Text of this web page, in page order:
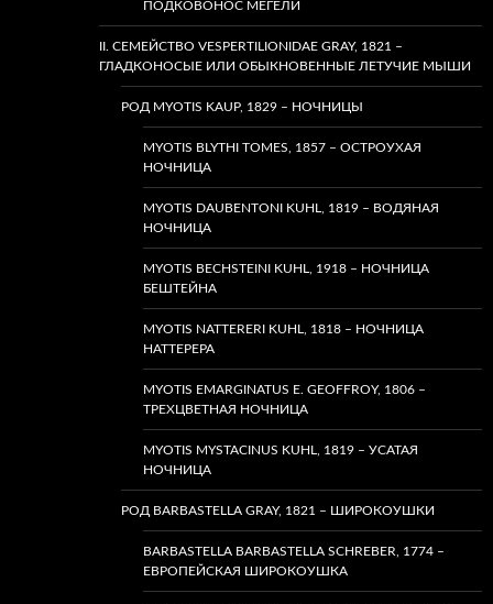
ПОДКОВОНОС МЕГЕЛИ
II. СЕМЕЙСТВО VESPERTILIONIDAE GRAY, 1821 –
ГЛАДКОНОСЫЕ ИЛИ ОБЫКНОВЕННЫЕ ЛЕТУЧИЕ МЫШИ
РОД MYOTIS KAUP, 1829 – НОЧНИЦЫ
MYOTIS BLYTHI TOMES, 1857 – ОСТРОУХАЯ
НОЧНИЦА
MYOTIS DAUBENTONI KUHL, 1819 – ВОДЯНАЯ
НОЧНИЦА
MYOTIS BECHSTEINI KUHL, 1918 – НОЧНИЦА
БЕШТЕЙНА
MYOTIS NATTERERI KUHL, 1818 – НОЧНИЦА
НАТТЕРЕРА
MYOTIS EMARGINATUS E. GEOFFROY, 1806 –
ТРЕХЦВЕТНАЯ НОЧНИЦА
MYOTIS MYSTACINUS KUHL, 1819 – УСАТАЯ
НОЧНИЦА
РОД BARBASTELLA GRAY, 1821 – ШИРОКОУШКИ
BARBASTELLA BARBASTELLA SCHREBER, 1774 –
ЕВРОПЕЙСКАЯ ШИРОКОУШКА